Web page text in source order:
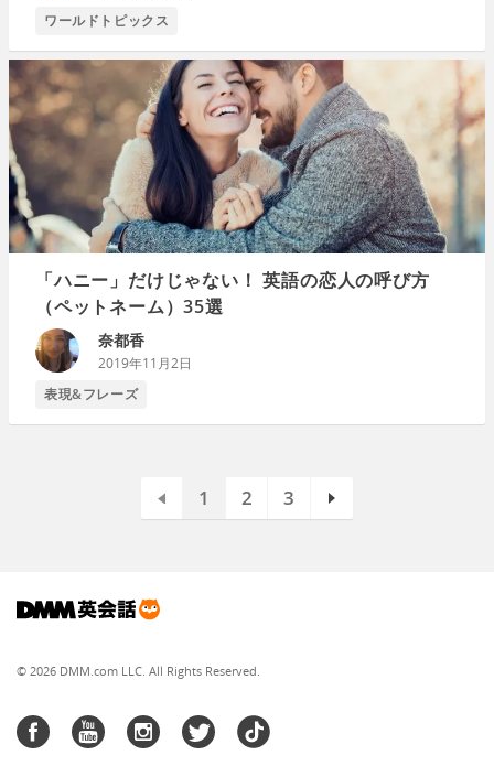
ワールドトピックス
「ハニー」だけじゃない！ 英語の恋人の呼び方
（ペットネーム）35選
奈都香
2019年11月2日
表現&フレーズ
1 2 3
© 2026 DMM.com LLC. All Rights Reserved.